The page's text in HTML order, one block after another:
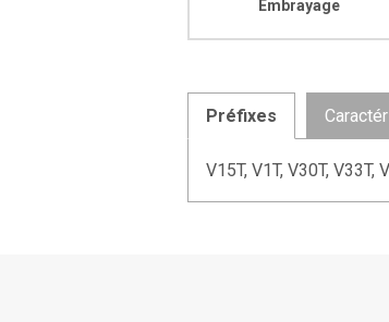
Embrayage
Préfixes
V15T, V1T, V30T, V33T,